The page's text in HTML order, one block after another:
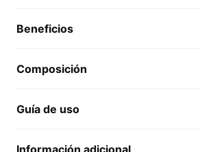
Beneficios
Composición
Guía de uso
Información adicional